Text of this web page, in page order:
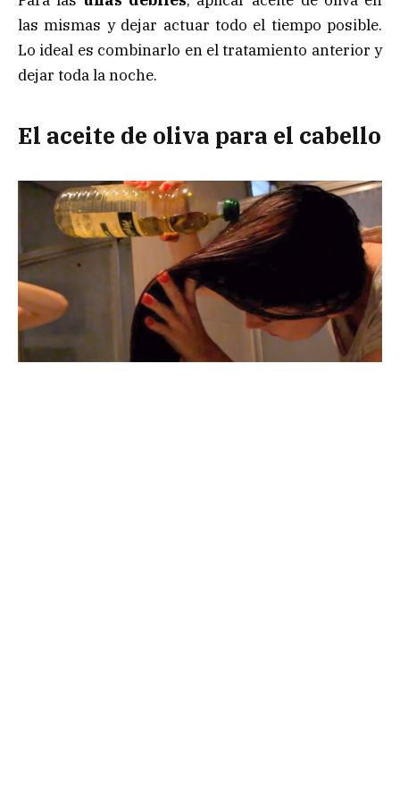
las mismas y dejar actuar todo el tiempo posible.
Lo ideal es combinarlo en el tratamiento anterior y
dejar toda la noche.
El aceite de oliva para el cabello